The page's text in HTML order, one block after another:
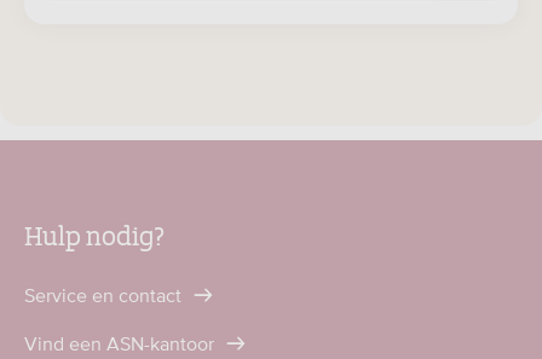
Hulp nodig?
Service en contact
Vind een ASN-kantoor